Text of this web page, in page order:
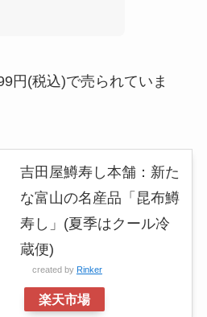
円(税込)で売られていま
吉田屋鱒寿し本舗：新た
な富山の名産品「昆布鱒
寿し」(夏季はクール冷
蔵便)
created by Rinker
楽天市場